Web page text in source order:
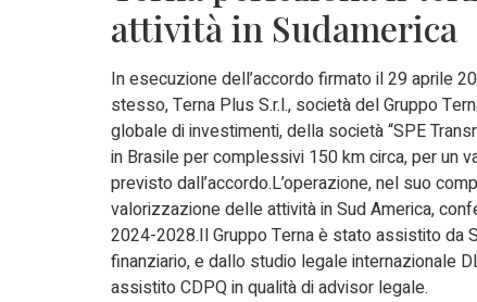
attività in Sudamerica
In esecuzione dell’accordo firmato il 29 aprile
stesso, Terna Plus S.r.l., società del Gruppo
globale di investimenti, della società “SPE
in Brasile per complessivi 150 km circa, per un
previsto dall’accordo.L’operazione, nel suo
valorizzazione delle attività in Sud America,
2024-2028.Il Gruppo Terna è stato assistito da
finanziario, e dallo studio legale internazionale
assistito CDPQ in qualità di advisor legale.